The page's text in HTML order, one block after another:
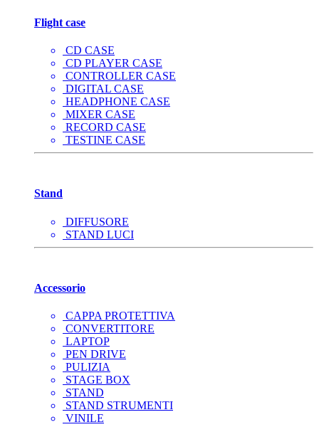
Flight case
CD CASE
CD PLAYER CASE
CONTROLLER CASE
DIGITAL CASE
HEADPHONE CASE
MIXER CASE
RECORD CASE
TESTINE CASE
Stand
DIFFUSORE
STAND LUCI
Accessorio
CAPPA PROTETTIVA
CONVERTITORE
LAPTOP
PEN DRIVE
PULIZIA
STAGE BOX
STAND
STAND STRUMENTI
VINILE